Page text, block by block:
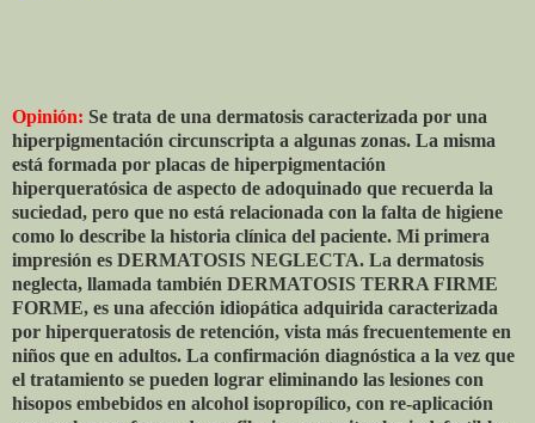
Opinión: Se trata de una dermatosis caracterizada por una
hiperpigmentación circunscripta a algunas zonas. La misma
está formada por placas de hiperpigmentación
hiperqueratósica de aspecto de adoquinado que recuerda la
suciedad, pero que no está relacionada con la falta de higiene
como lo describe la historia clínica del paciente. Mi primera
impresión es DERMATOSIS NEGLECTA. La dermatosis
neglecta, llamada también DERMATOSIS TERRA FIRME
FORME, es una afección idiopática adquirida caracterizada
por hiperqueratosis de retención, vista más frecuentemente en
niños que en adultos. La confirmación diagnóstica a la vez que
el tratamiento se pueden lograr eliminando las lesiones con
hisopos embebidos en alcohol isopropílico, con re-aplicación